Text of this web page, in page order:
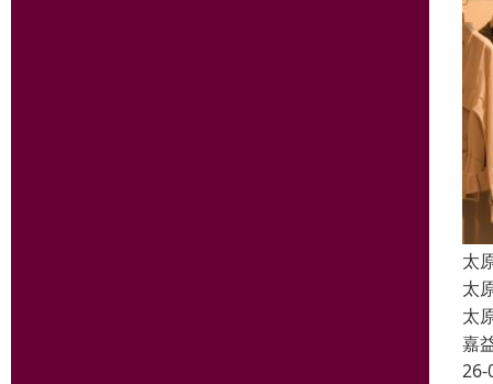
太
太
太
嘉
26-